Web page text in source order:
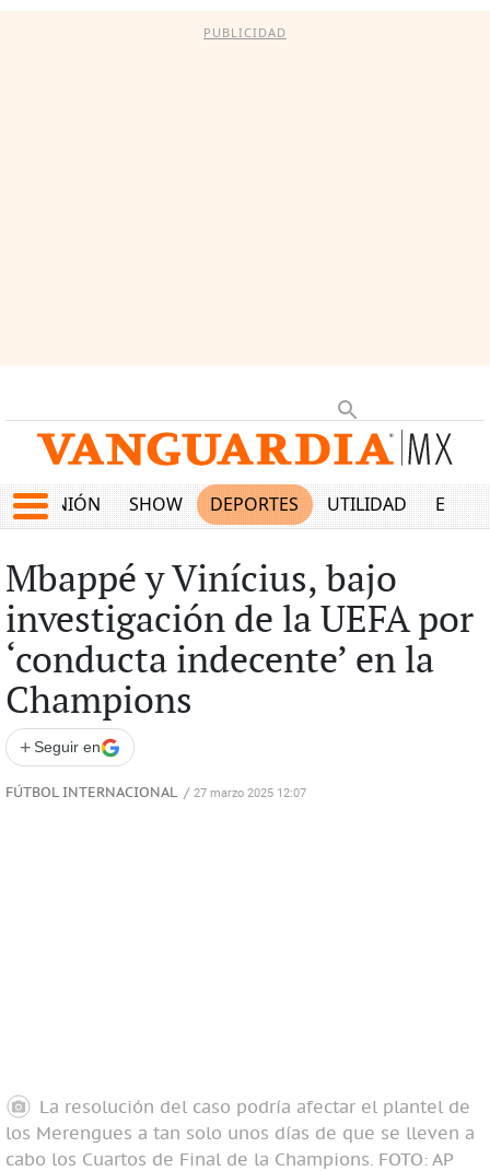
PUBLICIDAD
OPINIÓN SHOW DEPORTES UTILIDAD
Mbappé y Vinícius, bajo
investigación de la UEFA por
‘conducta indecente’ en la
Champions
+ Seguir en
FÚTBOL INTERNACIONAL / 27 marzo 2025 12:07
La resolución del caso podría afectar el plantel de
los Merengues a tan solo unos días de que se lleven a
cabo los Cuartos de Final de la Champions. FOTO: AP